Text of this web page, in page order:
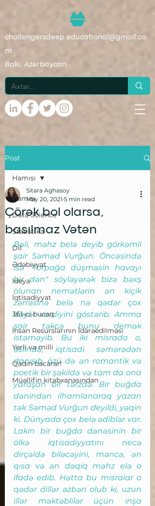
challengersdeep.educational@gmail.co
m
Bakı, Azərbaycan
Post
Hamısı
Data Science
Statistika
Dil
Ədəbiyyat
İdeya
İqtisadiyyat
361-ci bucaq
İnsan Resurslarının İdarəedilməsi
Yerli və milli
Qadın bacarar!
Müəllifin kitabxanasından
Hamısı
Çörək bol olarsa,
basılmaz Vətən
Sitara Aghasoy
May 20, 2021 5 min read
Bəli, məhz belə deyib görkəmli
şair Səməd Vurğun. Öncəsində
isə "Torpağa düşməsin havayı
bir dən" söyləyərək bizə bəxş
olunan nemətlərin ən kiçik
zərrəsinə belə nə qədər çox
dəyər verdiyini göstərib. Amma
şair təkcə bunu demək
istəməyib. Bu iki misrada o,
əslində, iqtisadi səmərədən
danışıb, özü də ən romantik və
poetik bir şəkildə və tam da ona
yaraşan bir tərzdə. Bir buğda
dənindən ilhamlanaraq yazan
tək Səməd Vurğun deyildi, yəqin
ki. Dünyada çox belə ədiblər var.
Lakin bir buğda dənəsinin bir
ölkə iqtisadiyyatını necə
dirçəldə biləcəyini, məncə, ən
qısa və ən dəqiq məhz elə o
ifadə edib. Hətta bu misralar o
qədər dillər əzbəri olub ki, uzun
illər məktəblilər üçün inşa